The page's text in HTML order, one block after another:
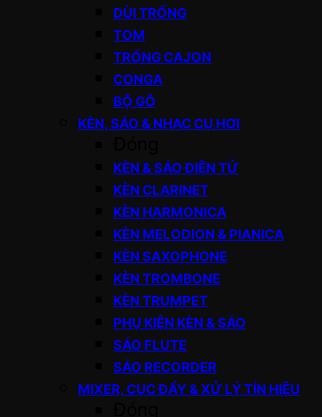
DÙI TRỐNG
TOM
TRỐNG CAJON
CONGA
BỘ GÕ
KÈN, SÁO & NHẠC CỤ HƠI
KÈN & SÁO ĐIỆN TỬ
KÈN CLARINET
KÈN HARMONICA
KÈN MELODION & PIANICA
KÈN SAXOPHONE
KÈN TROMBONE
KÈN TRUMPET
PHỤ KIỆN KÈN & SÁO
SÁO FLUTE
SÁO RECORDER
MIXER, CỤC ĐẨY & XỬ LÝ TÍN HIỆU